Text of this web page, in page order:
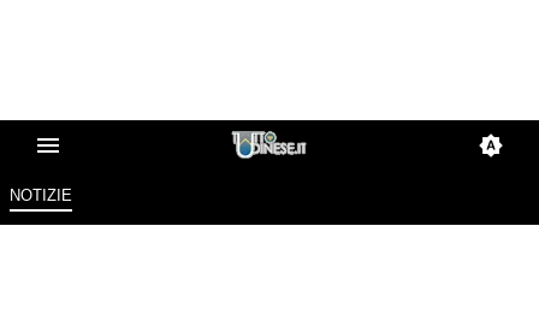
NOTIZIE